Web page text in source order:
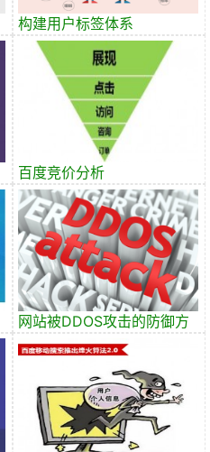
构建用户标签体系
百度竞价分析
网站被DDOS攻击的防御方
法